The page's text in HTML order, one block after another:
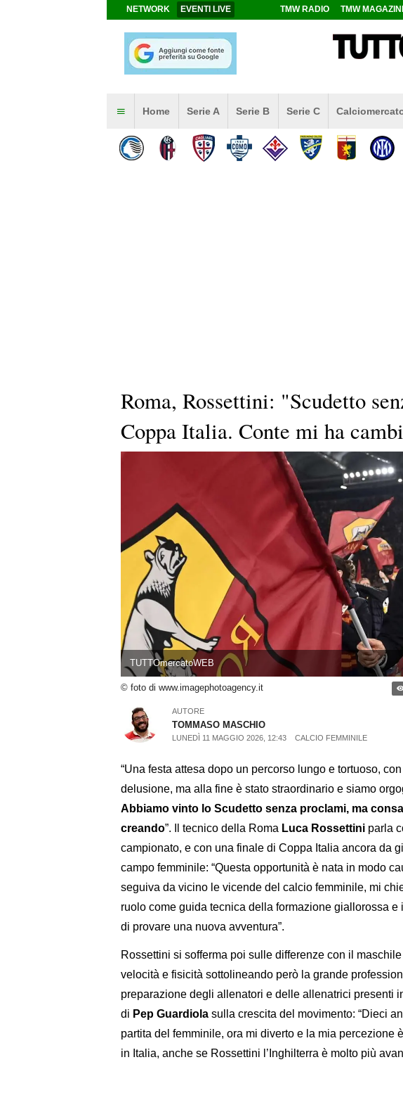
NETWORK EVENTI LIVE TMW RADIO TMW
Home Serie A Serie B Serie C
Roma, Rossettini: "Scudetto
Coppa Italia. Conte mi ha
TUTTOmercatoWEB
© foto di www.imagephotoagency.it
AUTORE
TOMMASO MASCHIO
LUNEDÌ 11 MAGGIO 2026, 12:43 CALCIO FEMMINILE
“Una festa attesa dopo un percorso lungo e tortuoso,
delusione, ma alla fine è stato straordinario e siamo
Abbiamo vinto lo Scudetto senza proclami, ma
creando”. Il tecnico della Roma Luca Rossettini parla
campionato, e con una finale di Coppa Italia ancora da
campo femminile: “Questa opportunità è nata in modo
seguiva da vicino le vicende del calcio femminile, mi
ruolo come guida tecnica della formazione giallorossa
di provare una nuova avventura”.
Rossettini si sofferma poi sulle differenze con il
velocità e fisicità sottolineando però la grande
preparazione degli allenatori e delle allenatrici presenti
di Pep Guardiola sulla crescita del movimento: “Dieci
partita del femminile, ora mi diverto e la mia percezione
in Italia, anche se Rossettini l’Inghilterra è molto più